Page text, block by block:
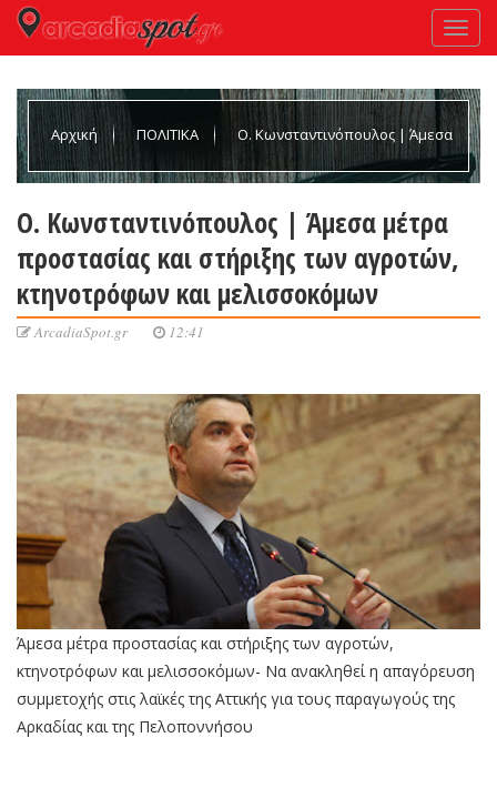
Αρχική ΠΟΛΙΤΙΚΑ Ο. Κωνσταντινόπουλος | Άμεσα
μελισσοκόμων
Ο. Κωνσταντινόπουλος | Άμεσα μέτρα
προστασίας και στήριξης των αγροτών,
κτηνοτρόφων και μελισσοκόμων
ArcadiaSpot.gr 12:41
Άμεσα μέτρα προστασίας και στήριξης των αγροτών,
κτηνοτρόφων και μελισσοκόμων- Να ανακληθεί η απαγόρευση
συμμετοχής στις λαϊκές της Αττικής για τους παραγωγούς της
Αρκαδίας και της Πελοποννήσου